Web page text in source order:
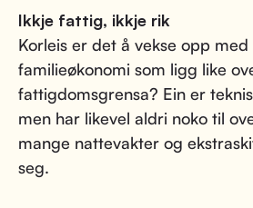
Ikkje fattig, ikkje rik
Korleis er det å vekse opp med
familieøkonomi som ligg like
fattigdomsgrensa? Ein er
men har likevel aldri noko til
mange nattevakter og
seg.